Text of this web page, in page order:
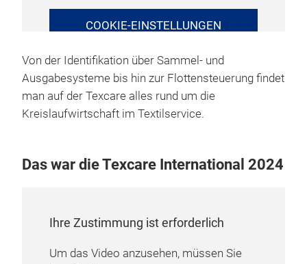
COOKIE-EINSTELLUNGEN
Von der Identifikation über Sammel- und
Ausgabesysteme bis hin zur Flottensteuerung findet
man auf der Texcare alles rund um die
Kreislaufwirtschaft im Textilservice.
Das war die Texcare International 2024
Ihre Zustimmung ist erforderlich
Um das Video anzusehen, müssen Sie